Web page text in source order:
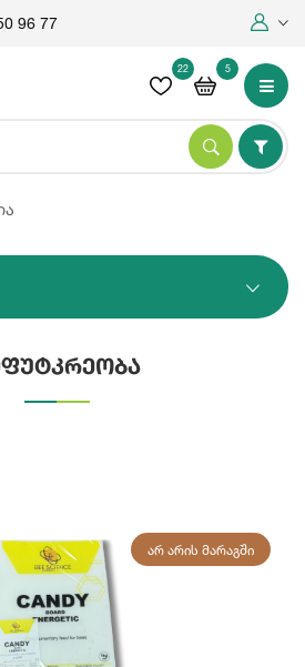
96 77
22 5
ᲐᲠ ᲐᲠᲘᲡ ᲛᲐᲠᲐᲒᲨᲘ